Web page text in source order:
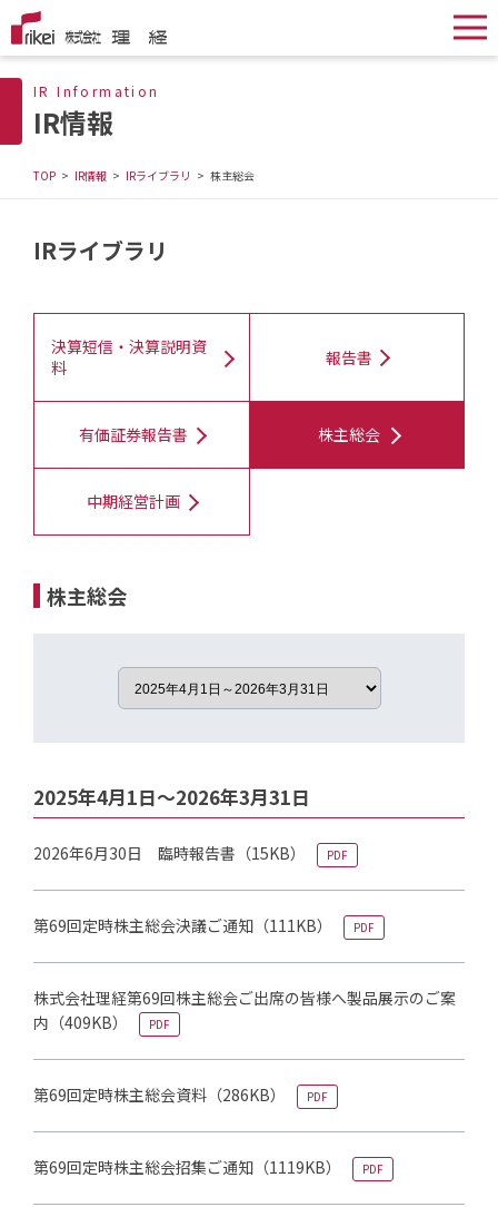
IR Information
IR情報
TOP IR情報 IRライブラリ 株主総会
IRライブラリ
決算短信・決算説明資
料
報告書
有価証券報告書 株主総会
中期経営計画
株主総会
2025年4月1日～2026年3月31日
2026年6月30日 臨時報告書 （15KB） PDF
第69回定時株主総会決議ご通知 （111KB） PDF
株式会社理経第69回株主総会ご出席の皆様へ製品展示のご案
内 （409KB） PDF
第69回定時株主総会資料 （286KB） PDF
第69回定時株主総会招集ご通知 （1119KB） PDF